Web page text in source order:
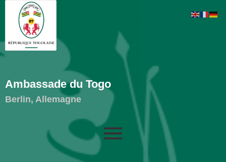
Ambassade du Togo
Berlin, Allemagne